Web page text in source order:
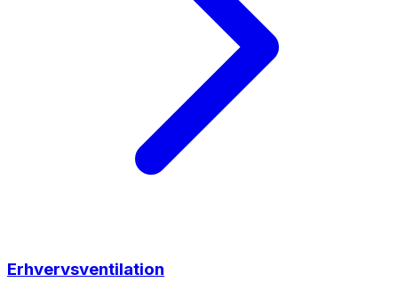
Erhvervsventilation